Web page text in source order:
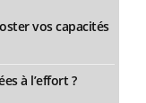
vos capacités
à l’effort ?